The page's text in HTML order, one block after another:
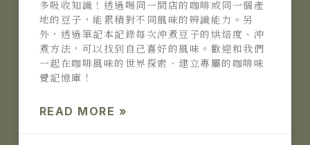
多吸收知識！透過喝同一間店的咖啡或同一個產
地的豆子，能累積對不同風味的辨識能力。另
外，透過筆記本記錄每次沖煮豆子的烘焙度、沖
煮方法，可以找到自己喜好的風味。歡迎和我們
一起在咖啡風味的世界探索、建立專屬的咖啡味
覺記憶庫！
READ MORE »